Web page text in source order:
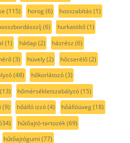
(115) horog(6) hosszabítás (1)
(6) hurkatöltő(1)
(1) hátlap(2) házrész (6)
(3) hüvely(2) hőcserélő(2)
(48) hőkorlátozó(3)
hőmérsékletszabályzó(15)
(9) hőálló izzó(4) hőállóüveg(18)
hűtőajtó-tartozék(69)
hűtőajtógumi (77)